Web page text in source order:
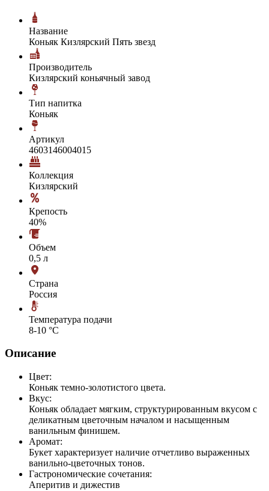
Название
Коньяк Кизлярский Пять звезд
Производитель
Кизлярский коньячный завод
Тип напитка
Коньяк
Артикул
4603146004015
Коллекция
Кизлярский
Крепость
40%
Объем
0,5 л
Страна
Россия
Температура подачи
8-10 °С
Описание
Цвет:
Коньяк темно-золотистого цвета.
Вкус:
Коньяк обладает мягким, структурированным вкусом с
деликатным цветочным началом и насыщенным
ванильным финишем.
Аромат:
Букет характеризует наличие отчетливо выраженных
ванильно-цветочных тонов.
Гастрономические сочетания:
Аперитив и дижестив